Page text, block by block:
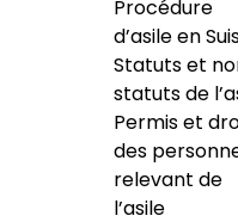
Procédure
d’asile en
Statuts et
statuts de
Permis et
des
relevant de
l’asile